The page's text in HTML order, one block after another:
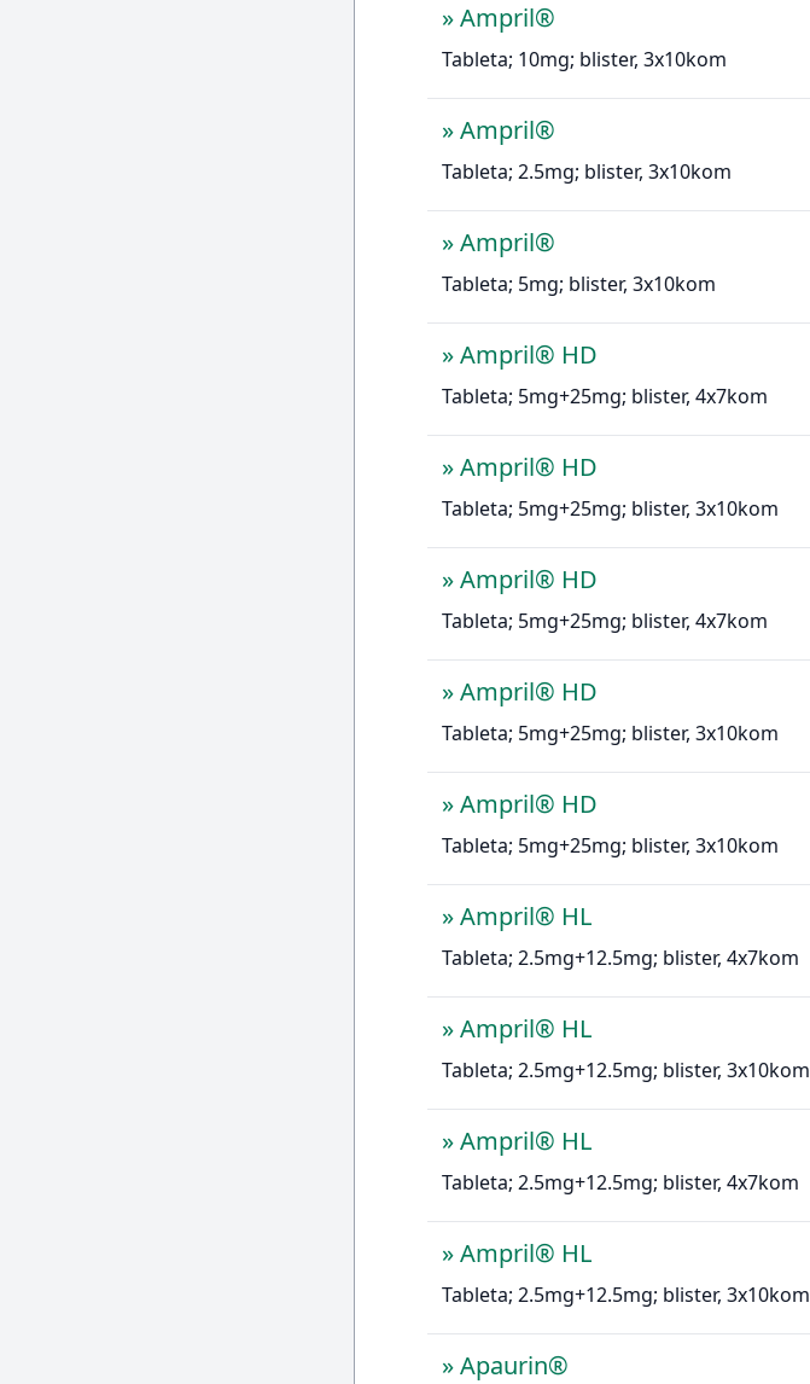
»Ampril®
Tableta; 10mg; blister, 3x10kom
»Ampril®
Tableta; 2.5mg; blister, 3x10kom
»Ampril®
Tableta; 5mg; blister, 3x10kom
»Ampril® HD
Tableta; 5mg+25mg; blister, 4x7kom
»Ampril® HD
Tableta; 5mg+25mg; blister, 3x10kom
»Ampril® HD
Tableta; 5mg+25mg; blister, 4x7kom
»Ampril® HD
Tableta; 5mg+25mg; blister, 3x10kom
»Ampril® HD
Tableta; 5mg+25mg; blister, 3x10kom
»Ampril® HL
Tableta; 2.5mg+12.5mg; blister, 4x7kom
»Ampril® HL
Tableta; 2.5mg+12.5mg; blister, 3x10kom
»Ampril® HL
Tableta; 2.5mg+12.5mg; blister, 4x7kom
»Ampril® HL
Tableta; 2.5mg+12.5mg; blister, 3x10kom
»Apaurin®